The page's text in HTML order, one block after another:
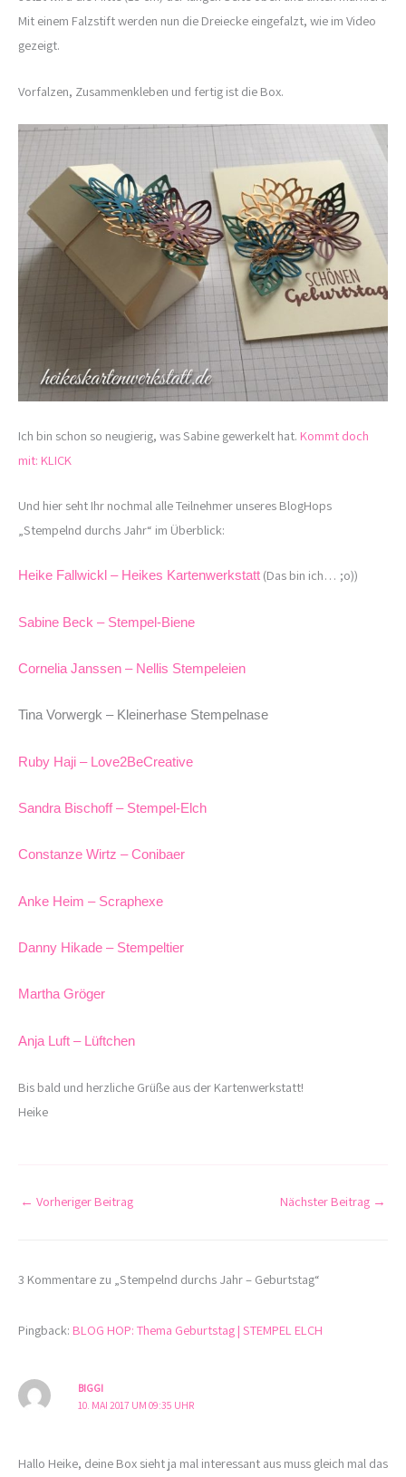
Mit einem Falzstift werden nun die Dreiecke eingefalzt, wie im Video
gezeigt.
Vorfalzen, Zusammenkleben und fertig ist die Box.
Ich bin schon so neugierig, was Sabine gewerkelt hat. Kommt doch
mit: KLICK
Und hier seht Ihr nochmal alle Teilnehmer unseres BlogHops
„Stempelnd durchs Jahr“ im Überblick:
Heike Fallwickl – Heikes Kartenwerkstatt (Das bin ich… ;o))
Sabine Beck – Stempel-Biene
Cornelia Janssen – Nellis Stempeleien
Tina Vorwergk – Kleinerhase Stempelnase
Ruby Haji – Love2BeCreative
Sandra Bischoff – Stempel-Elch
Constanze Wirtz – Conibaer
Anke Heim – Scraphexe
Danny Hikade – Stempeltier
Martha Gröger
Anja Luft – Lüftchen
Bis bald und herzliche Grüße aus der Kartenwerkstatt!
Heike
← Vorheriger Beitrag Nächster Beitrag →
3 Kommentare zu „Stempelnd durchs Jahr – Geburtstag“
Pingback: BLOG HOP: Thema Geburtstag | STEMPEL ELCH
BIGGI
10. MAI 2017 UM 09:35 UHR
Hallo Heike, deine Box sieht ja mal interessant aus muss gleich mal das